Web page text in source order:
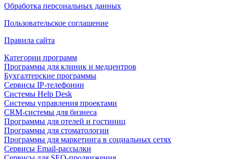
Обработка персональных данных
Пользовательское соглашение
Правила сайта
Категории программ
Программы для клиник и медцентров
Бухгалтерские программы
Сервисы IP-телефонии
Системы Help Desk
Системы управления проектами
CRM-системы для бизнеса
Программы для отелей и гостиниц
Программы для стоматологии
Программы для маркетинга в социальных сетях
Сервисы Email-рассылки